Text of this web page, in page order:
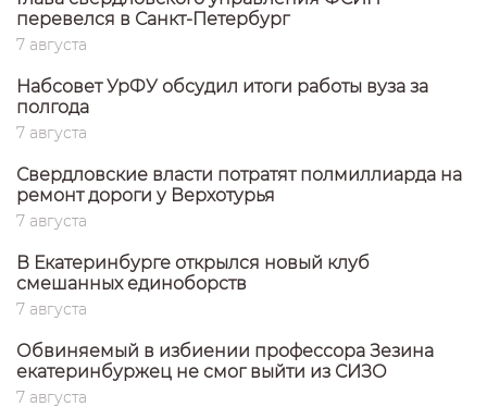
перевелся в Санкт-Петербург
7 августа
Набсовет УрФУ обсудил итоги работы вуза за
полгода
7 августа
Свердловские власти потратят полмиллиарда на
ремонт дороги у Верхотурья
7 августа
В Екатеринбурге открылся новый клуб
смешанных единоборств
7 августа
Обвиняемый в избиении профессора Зезина
екатеринбуржец не смог выйти из СИЗО
7 августа